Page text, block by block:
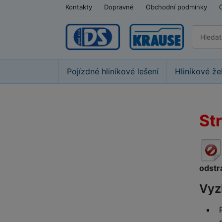
Kontakty Dopravné Obchodní podmínky
Pojízdné hliníkové lešení Hliníkové